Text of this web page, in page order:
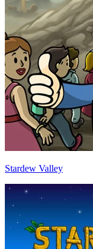
Stardew Valley